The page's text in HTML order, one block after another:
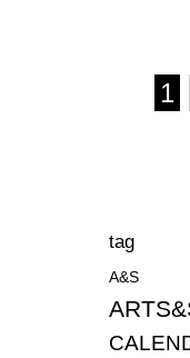
1
tag
A&S